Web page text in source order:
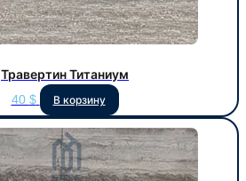
Травертин Титаниум
40 $ В корзину